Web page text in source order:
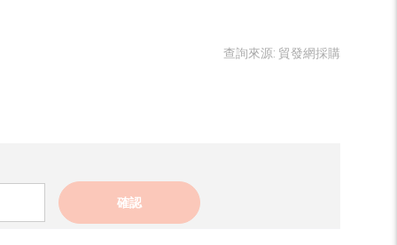
查詢來源: 貿發網採購
確認